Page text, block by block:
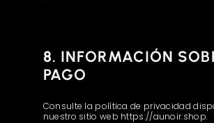
8. INFORMACIÓN
PAGO
Consulte la política de privacidad
nuestro sitio web https://aunoir.shop.